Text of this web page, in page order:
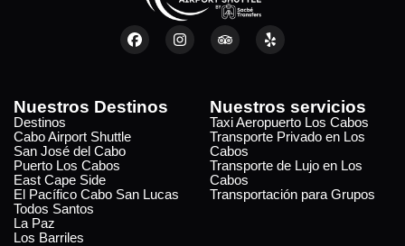
Nuestros Destinos
Destinos
Cabo Airport Shuttle
San José del Cabo
Puerto Los Cabos
East Cape Side
El Pacífico Cabo San Lucas
Todos Santos
La Paz
Los Barriles
Nuestros servicios
Taxi Aeropuerto Los Cabos
Transporte Privado en Los
Cabos
Transporte de Lujo en Los
Cabos
Transportación para Grupos